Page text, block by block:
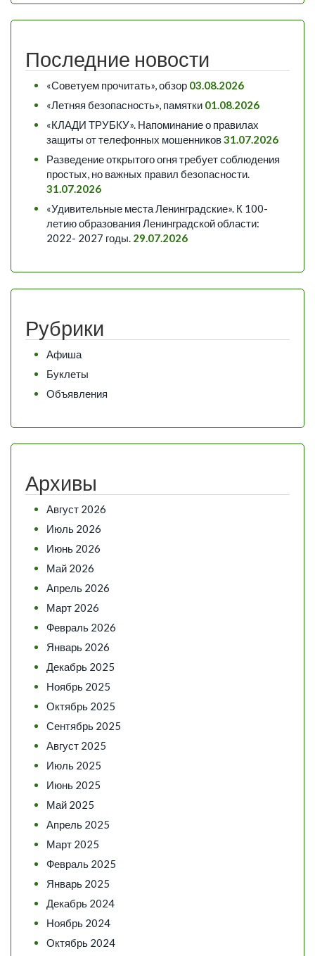
Последние новости
«Советуем прочитать», обзор 03.08.2026
«Летняя безопасность», памятки 01.08.2026
«КЛАДИ ТРУБКУ». Напоминание о правилах
защиты от телефонных мошенников31.07.2026
Разведение открытого огня требует соблюдения
простых, но важных правил безопасности.
31.07.2026
«Удивительные места Ленинградские». К 100-
летию образования Ленинградской области:
2022- 2027 годы. 29.07.2026
Рубрики
Афиша
Буклеты
Объявления
Архивы
Август 2026
Июль 2026
Июнь 2026
Май 2026
Апрель 2026
Март 2026
Февраль 2026
Январь 2026
Декабрь 2025
Ноябрь 2025
Октябрь 2025
Сентябрь 2025
Август 2025
Июль 2025
Июнь 2025
Май 2025
Апрель 2025
Март 2025
Февраль 2025
Январь 2025
Декабрь 2024
Ноябрь 2024
Октябрь 2024